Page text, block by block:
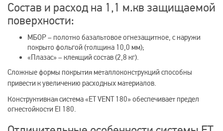
Состав и расход на 1,1 м.кв защищаемой
поверхности:
МБОР – полотно базальтовое огнезащитное, с наружи
покрыто фольгой (толщина 10,0 мм);
«Плазас» – клеящий состав (2,8 кг).
Сложные формы покрытия металлоконструкций способны
привести к увеличению расходных материалов.
Конструктивная система «ET VENT 180» обеспечивает предел
огнестойкости EI 180.